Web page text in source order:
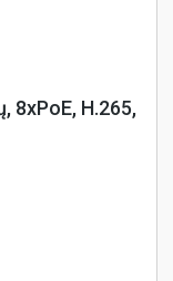
8xPoE, H.265,